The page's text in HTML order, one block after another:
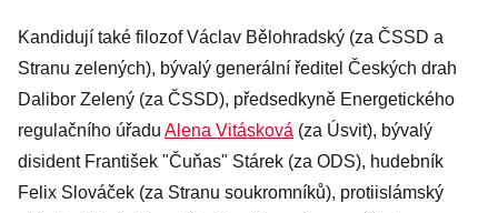
Kandidují také filozof Václav Bělohradský (za ČSSD a
Stranu zelených), bývalý generální ředitel Českých drah
Dalibor Zelený (za ČSSD), předsedkyně Energetického
regulačního úřadu Alena Vitásková (za Úsvit), bývalý
disident František "Čuňas" Stárek (za ODS), hudebník
Felix Slováček (za Stranu soukromníků), protiislámský